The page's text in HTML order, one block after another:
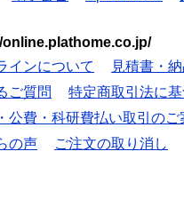
online.plathome.co.jp/
インについて
見積書・
ご質問
特定商取引法に
公費・科研費払い取引のご
の声 ご注文の取り消し